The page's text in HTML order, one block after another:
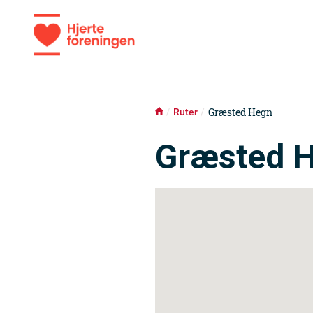
Ruter Græsted Hegn
Græsted